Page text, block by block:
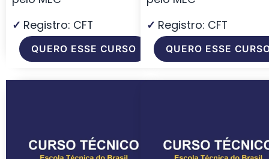
✓ Registro: CFT
QUERO ESSE CURSO
✓ Registro: CFT
QUERO ESSE